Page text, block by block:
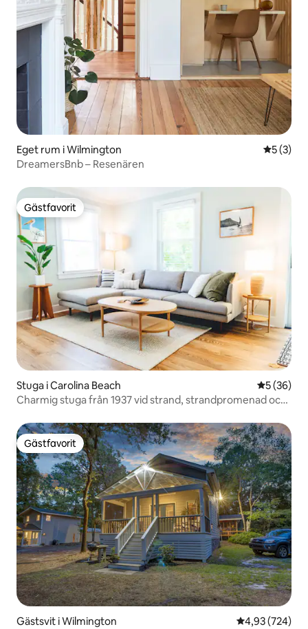
Eget rum i Wilmington 5 av 5 i
5 (3)
DreamersBnb – Resenären
Gästfavorit
Gästfavorit
Stuga i Carolina Beach 5 av 5 i
5 (36)
Charmig stuga från 1937 vid strand, strandpromenad och
Gästfavorit
Gästfavorit
Gästsvit i Wilmington 4,93 av 5 i
4,93 (724)